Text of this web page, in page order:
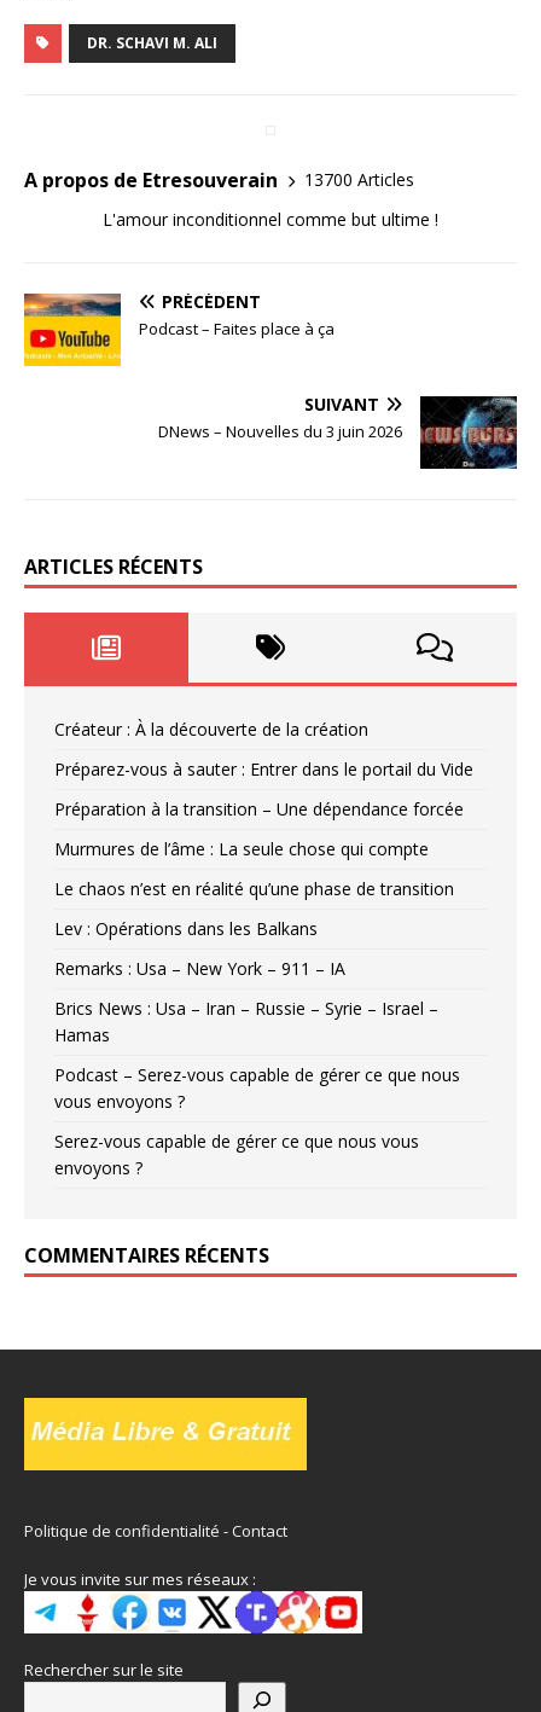
DR. SCHAVI M. ALI
A propos de Etresouverain
13700 Articles
L'amour inconditionnel comme but ultime !
PRÉCÉDENT
Podcast – Faites place à ça
SUIVANT
DNews – Nouvelles du 3 juin 2026
ARTICLES RÉCENTS
Créateur : À la découverte de la création
Préparez-vous à sauter : Entrer dans le portail du Vide
Préparation à la transition – Une dépendance forcée
Murmures de l’âme : La seule chose qui compte
Le chaos n’est en réalité qu’une phase de transition
Lev : Opérations dans les Balkans
Remarks : Usa – New York – 911 – IA
Brics News : Usa – Iran – Russie – Syrie – Israel –
Hamas
Podcast – Serez-vous capable de gérer ce que nous
vous envoyons ?
Serez-vous capable de gérer ce que nous vous
envoyons ?
COMMENTAIRES RÉCENTS
Politique de confidentialité -Contact
Je vous invite sur mes réseaux :
Rechercher sur le site